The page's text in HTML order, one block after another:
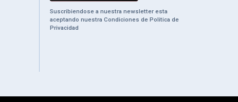
Suscribiendose a nuestra newsletter esta
aceptando nuestra Condiciones de Politica de
Privacidad